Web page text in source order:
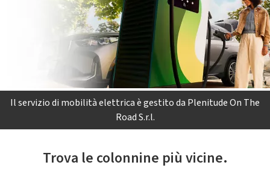
Il servizio di mobilità elettrica è gestito da Plenitude On The
Road S.r.l.
Trova le colonnine più vicine.